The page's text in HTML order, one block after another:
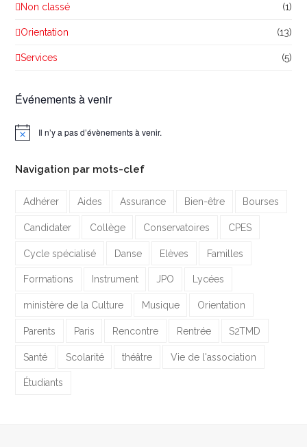
Non classé (1)
Orientation (13)
Services (5)
Événements à venir
Notice Il n’y a pas d’évènements à venir.
Navigation par mots-clef
Adhérer Aides Assurance Bien-être Bourses
Candidater Collège Conservatoires CPES
Cycle spécialisé Danse Elèves Familles
Formations Instrument JPO Lycées
ministère de la Culture Musique Orientation
Parents Paris Rencontre Rentrée S2TMD
Santé Scolarité théâtre Vie de l'association
Étudiants